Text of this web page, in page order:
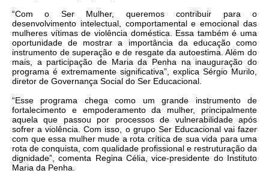
“Com o Ser Mulher, queremos contribuir para o
desenvolvimento intelectual, comportamental e emocional das
mulheres vítimas de violência doméstica. Essa também é uma
oportunidade de mostrar a importância da educação como
instrumento de superação e de resgate da autoestima. Além do
mais, a participação de Maria da Penha na inauguração do
programa é extremamente significativa”, explica Sérgio Murilo,
diretor de Governança Social do Ser Educacional.
“Esse programa chega como um grande instrumento de
fortalecimento e empoderamento da mulher, principalmente
aquela que passou por processos de vulnerabilidade após
sofrer a violência. Com isso, o grupo Ser Educacional vai fazer
com que essa mulher mude a rota crítica de sua vida para uma
rota de conquista, com qualidade profissional e restruturação da
dignidade”, comenta Regina Célia, vice-presidente do Instituto
Maria da Penha.